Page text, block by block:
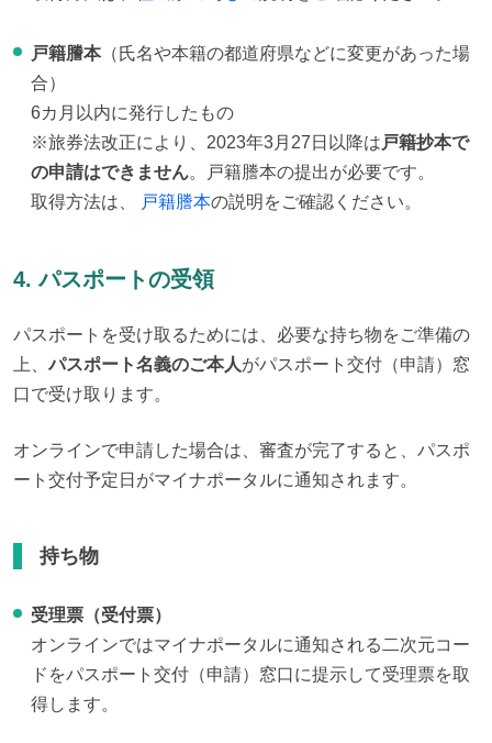
戸籍謄本（氏名や本籍の都道府県などに変更があった場
合）
6カ月以内に発行したもの
※旅券法改正により、2023年3月27日以降は 戸籍抄本で
の申請はできません。戸籍謄本の提出が必要です。
取得方法は、
戸籍謄本の説明をご確認ください。
4. パスポートの受領
パスポートを受け取るためには、必要な持ち物をご準備の
上、 パスポート名義のご本人がパスポート交付（申請）窓
口で受け取ります。
オンラインで申請した場合は、審査が完了すると、パスポ
ート交付予定日がマイナポータルに通知されます。
持ち物
受理票（受付票）
オンラインではマイナポータルに通知される二次元コー
ドをパスポート交付（申請）窓口に提示して受理票を取
得します。